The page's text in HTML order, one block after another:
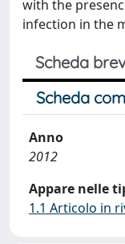
with the
infection in the
Scheda
Scheda
Anno
2012
Appare nelle
1.1 Articolo in